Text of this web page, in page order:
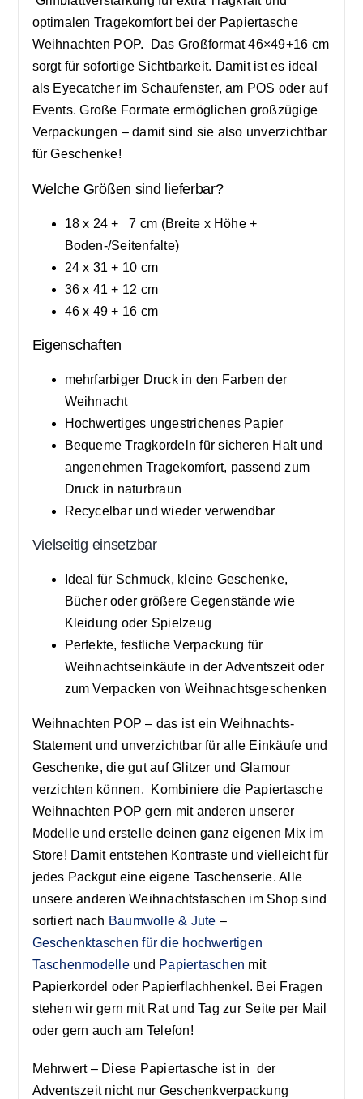
optimalen Tragekomfort bei der Papiertasche
Weihnachten POP. Das Großformat 46×49+16 cm
sorgt für sofortige Sichtbarkeit. Damit ist es ideal
als Eyecatcher im Schaufenster, am POS oder auf
Events. Große Formate ermöglichen großzügige
Verpackungen – damit sind sie also unverzichtbar
für Geschenke!
Welche Größen sind lieferbar?
18 x 24 + 7 cm (Breite x Höhe +
Boden-/Seitenfalte)
24 x 31 + 10 cm
36 x 41 + 12 cm
46 x 49 + 16 cm
Eigenschaften
mehrfarbiger Druck in den Farben der
Weihnacht
Hochwertiges ungestrichenes Papier
Bequeme Tragkordeln für sicheren Halt und
angenehmen Tragekomfort, passend zum
Druck in naturbraun
Recycelbar und wieder verwendbar
Vielseitig einsetzbar
Ideal für Schmuck, kleine Geschenke,
Bücher oder größere Gegenstände wie
Kleidung oder Spielzeug
Perfekte, festliche Verpackung für
Weihnachtseinkäufe in der Adventszeit oder
zum Verpacken von Weihnachtsgeschenken
Weihnachten POP – das ist ein Weihnachts-
Statement und unverzichtbar für alle Einkäufe und
Geschenke, die gut auf Glitzer und Glamour
verzichten können. Kombiniere die Papiertasche
Weihnachten POP gern mit anderen unserer
Modelle und erstelle deinen ganz eigenen Mix im
Store! Damit entstehen Kontraste und vielleicht für
jedes Packgut eine eigene Taschenserie. Alle
unsere anderen Weihnachtstaschen im Shop sind
sortiert nach Baumwolle & Jute –
Geschenktaschen für die hochwertigen
Taschenmodelleund Papiertaschen mit
Papierkordel oder Papierflachhenkel. Bei Fragen
stehen wir gern mit Rat und Tag zur Seite per Mail
oder gern auch am Telefon!
Mehrwert – Diese Papiertasche ist in der
Adventszeit nicht nur Geschenkverpackung